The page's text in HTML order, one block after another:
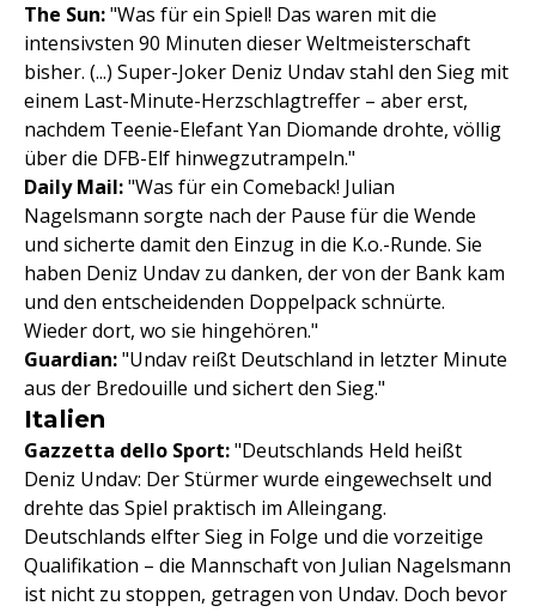
The Sun:"Was für ein Spiel! Das waren mit die
intensivsten 90 Minuten dieser Weltmeisterschaft
bisher. (...) Super-Joker Deniz Undav stahl den Sieg mit
einem Last-Minute-Herzschlagtreffer – aber erst,
nachdem Teenie-Elefant Yan Diomande drohte, völlig
über die DFB-Elf hinwegzutrampeln."
Daily Mail:"Was für ein Comeback! Julian
Nagelsmann sorgte nach der Pause für die Wende
und sicherte damit den Einzug in die K.o.-Runde. Sie
haben Deniz Undav zu danken, der von der Bank kam
und den entscheidenden Doppelpack schnürte.
Wieder dort, wo sie hingehören."
Guardian:"Undav reißt Deutschland in letzter Minute
aus der Bredouille und sichert den Sieg."
Italien
Gazzetta dello Sport:"Deutschlands Held heißt
Deniz Undav: Der Stürmer wurde eingewechselt und
drehte das Spiel praktisch im Alleingang.
Deutschlands elfter Sieg in Folge und die vorzeitige
Qualifikation – die Mannschaft von Julian Nagelsmann
ist nicht zu stoppen, getragen von Undav. Doch bevor